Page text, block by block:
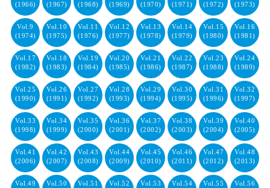
(1966)
(1967)
(1968)
(1969)
(1970)
(1971)
(1972)
(1973)
Vol.9
(1974)
Vol.10
(1975)
Vol.11
(1976)
Vol.12
(1977)
Vol.13
(1978)
Vol.14
(1979)
Vol.15
(1980)
Vol.16
(1981)
Vol.17
(1982)
Vol.18
(1983)
Vol.19
(1984)
Vol.20
(1985)
Vol.21
(1986)
Vol.22
(1987)
Vol.23
(1988)
Vol.24
(1989)
Vol.25
(1990)
Vol.26
(1991)
Vol.27
(1992)
Vol.28
(1993)
Vol.29
(1994)
Vol.30
(1995)
Vol.31
(1996)
Vol.32
(1997)
Vol.33
(1998)
Vol.34
(1999)
Vol.35
(2000)
Vol.36
(2001)
Vol.37
(2002)
Vol.38
(2003)
Vol.39
(2004)
Vol.40
(2005)
Vol.41
(2006)
Vol.42
(2007)
Vol.43
(2008)
Vol.44
(2009)
Vol.45
(2010)
Vol.46
(2011)
Vol.47
(2012)
Vol.48
(2013)
Vol.49
Vol.50
Vol.51
Vol.52
Vol.53
Vol.54
Vol.55
Vol.56